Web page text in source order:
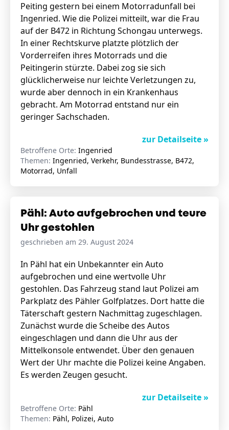
Peiting gestern bei einem Motorradunfall bei
Ingenried. Wie die Polizei mitteilt, war die Frau
auf der B472 in Richtung Schongau unterwegs.
In einer Rechtskurve platzte plötzlich der
Vorderreifen ihres Motorrads und die
Peitingerin stürzte. Dabei zog sie sich
glücklicherweise nur leichte Verletzungen zu,
wurde aber dennoch in ein Krankenhaus
gebracht. Am Motorrad entstand nur ein
geringer Sachschaden.
zur Detailseite »
Betroffene Orte: Ingenried
Themen: Ingenried, Verkehr, Bundesstrasse, B472,
Motorrad, Unfall
Pähl: Auto aufgebrochen und teure
Uhr gestohlen
geschrieben am 29. August 2024
In Pähl hat ein Unbekannter ein Auto
aufgebrochen und eine wertvolle Uhr
gestohlen. Das Fahrzeug stand laut Polizei am
Parkplatz des Pähler Golfplatzes. Dort hatte die
Täterschaft gestern Nachmittag zugeschlagen.
Zunächst wurde die Scheibe des Autos
eingeschlagen und dann die Uhr aus der
Mittelkonsole entwendet. Über den genauen
Wert der Uhr machte die Polizei keine Angaben.
Es werden Zeugen gesucht.
zur Detailseite »
Betroffene Orte: Pähl
Themen: Pähl, Polizei, Auto